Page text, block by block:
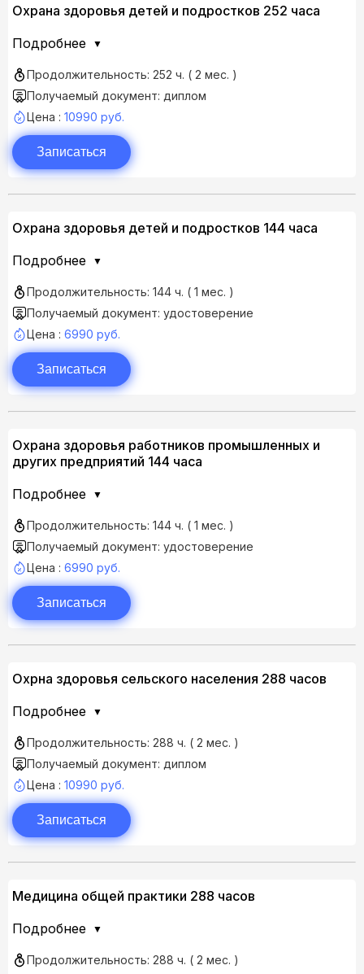
Охрана здоровья детей и подростков 252 часа
Подробнее
Продолжительность: 252 ч. ( 2 мес. )
Получаемый документ: диплом
Цена : 10990 руб.
Записаться
Охрана здоровья детей и подростков 144 часа
Подробнее
Продолжительность: 144 ч. ( 1 мес. )
Получаемый документ: удостоверение
Цена : 6990 руб.
Записаться
Охрана здоровья работников промышленных и
других предприятий 144 часа
Подробнее
Продолжительность: 144 ч. ( 1 мес. )
Получаемый документ: удостоверение
Цена : 6990 руб.
Записаться
Охрна здоровья сельского населения 288 часов
Подробнее
Продолжительность: 288 ч. ( 2 мес. )
Получаемый документ: диплом
Цена : 10990 руб.
Записаться
Медицина общей практики 288 часов
Подробнее
Продолжительность: 288 ч. ( 2 мес. )